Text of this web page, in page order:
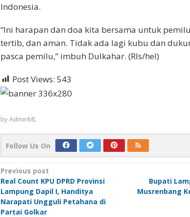
Indonesia.
“Ini harapan dan doa kita bersama untuk
tertib, dan aman. Tidak ada lagi kubu dan
pasca pemilu,” imbuh Dulkahar. (Rls/hel)
Post Views: 543
byAdminML
Follow Us On
Post
navigation
Previous post
Real Count KPU DPRD Provinsi
Lampung Dapil I, Handitya
Narapati Ungguli Petahana di
Partai Golkar
Bupati
Musrenbang